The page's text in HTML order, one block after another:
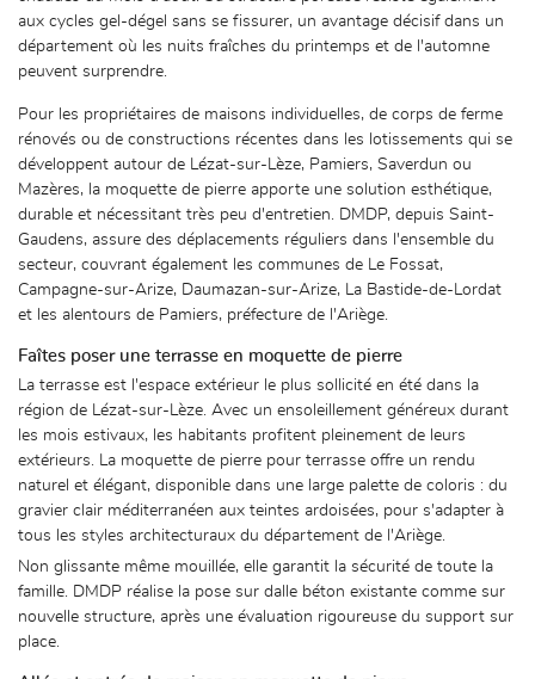
aux cycles gel-dégel sans se fissurer, un avantage décisif dans un
département où les nuits fraîches du printemps et de l'automne
peuvent surprendre.
Pour les propriétaires de maisons individuelles, de corps de ferme
rénovés ou de constructions récentes dans les lotissements qui se
développent autour de Lézat-sur-Lèze, Pamiers, Saverdun ou
Mazères, la moquette de pierre apporte une solution esthétique,
durable et nécessitant très peu d'entretien. DMDP, depuis Saint-
Gaudens, assure des déplacements réguliers dans l'ensemble du
secteur, couvrant également les communes de Le Fossat,
Campagne-sur-Arize, Daumazan-sur-Arize, La Bastide-de-Lordat
et les alentours de Pamiers, préfecture de l'Ariège.
Faîtes poser une terrasse en moquette de pierre
La terrasse est l'espace extérieur le plus sollicité en été dans la
région de Lézat-sur-Lèze. Avec un ensoleillement généreux durant
les mois estivaux, les habitants profitent pleinement de leurs
extérieurs. La moquette de pierre pour terrasse offre un rendu
naturel et élégant, disponible dans une large palette de coloris : du
gravier clair méditerranéen aux teintes ardoisées, pour s'adapter à
tous les styles architecturaux du département de l'Ariège.
Non glissante même mouillée, elle garantit la sécurité de toute la
famille. DMDP réalise la pose sur dalle béton existante comme sur
nouvelle structure, après une évaluation rigoureuse du support sur
place.